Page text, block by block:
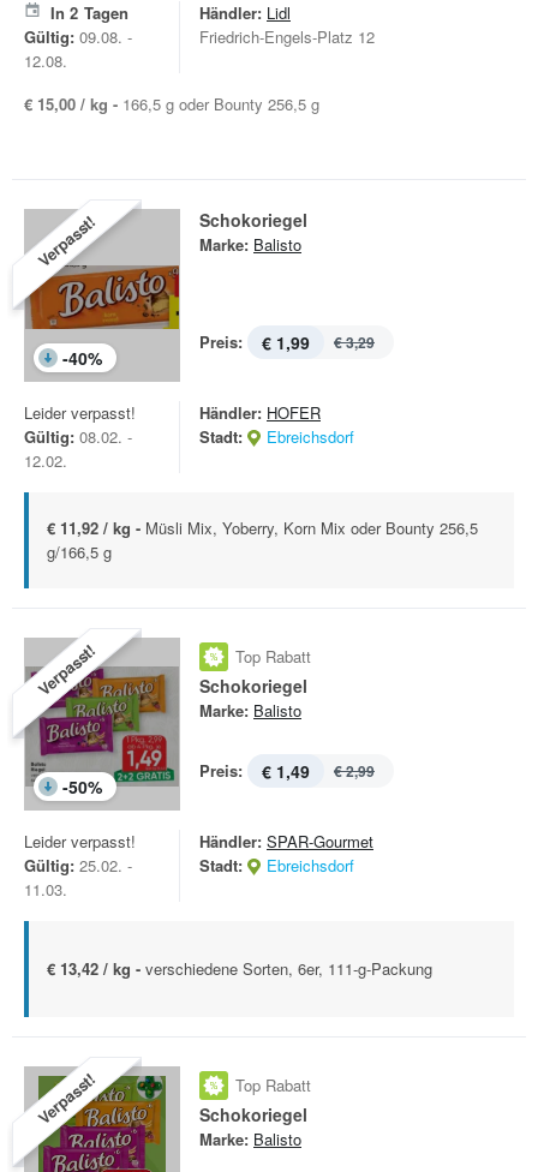
In 2 Tagen
Gültig: 09.08. -
12.08.
Händler: Lidl
Friedrich-Engels-Platz 12
€ 15,00 / kg - 166,5 g oder Bounty 256,5 g
Verpasst!
-40%
Schokoriegel
Marke: Balisto
Preis: € 1,99 € 3,29
Leider verpasst!
Gültig: 08.02. -
12.02.
Händler: HOFER
Stadt:
Ebreichsdorf
€ 11,92 / kg - Müsli Mix, Yoberry, Korn Mix oder Bounty 256,5
g/166,5 g
Verpasst!
-50%
Top Rabatt
Schokoriegel
Marke: Balisto
Preis: € 1,49 € 2,99
Leider verpasst!
Gültig: 25.02. -
11.03.
Händler: SPAR-Gourmet
Stadt:
Ebreichsdorf
€ 13,42 / kg - verschiedene Sorten, 6er, 111-g-Packung
Verpasst! Top Rabatt
Schokoriegel
Marke: Balisto